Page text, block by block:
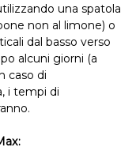
una spatola
non al limone) o
dal basso verso
alcuni giorni (a
caso di
i tempi di